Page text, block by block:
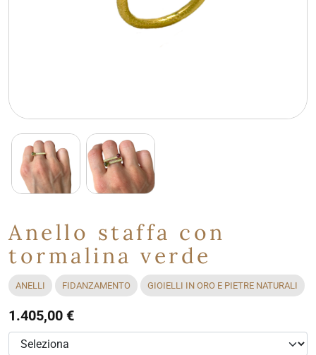
Anello staffa con
tormalina verde
ANELLI FIDANZAMENTO GIOIELLI IN ORO E PIETRE NATURALI
1.405,00 €